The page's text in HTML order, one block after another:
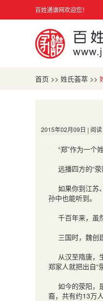
百姓通谱网欢迎您！
首页 >> 姓氏荟萃 >>
2015年02月09日 | 阅读
“郑”作为一个
远播四方的“荥
如果你到江苏
孙中也能听到。
千百年来，虽
三国时，魏创
从汉至隋唐，
郑家人就把出自“
如今的荥阳，
裔，共有约13万